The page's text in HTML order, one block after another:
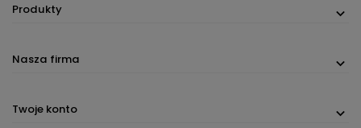
Produkty
Nasza firma
Twoje konto